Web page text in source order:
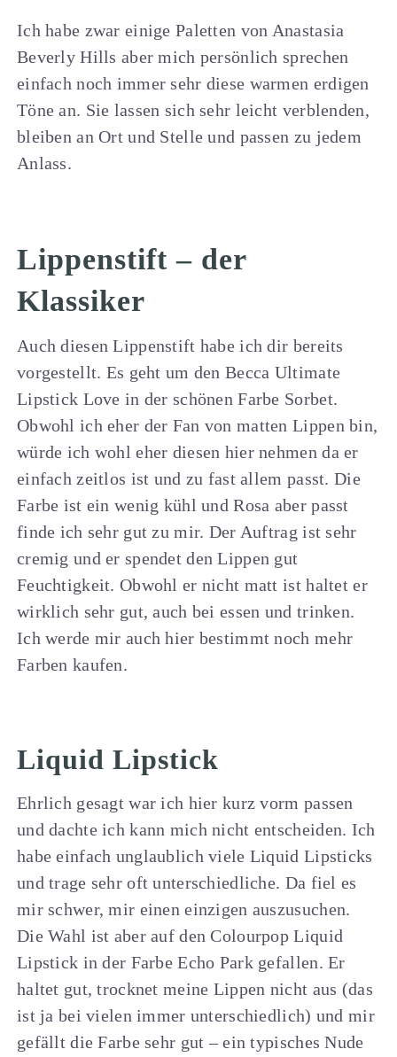
Ich habe zwar einige Paletten von Anastasia
Beverly Hills aber mich persönlich sprechen
einfach noch immer sehr diese warmen erdigen
Töne an. Sie lassen sich sehr leicht verblenden,
bleiben an Ort und Stelle und passen zu jedem
Anlass.
Lippenstift – der
Klassiker
Auch diesen Lippenstift habe ich dir bereits
vorgestellt. Es geht um den Becca Ultimate
Lipstick Love in der schönen Farbe Sorbet.
Obwohl ich eher der Fan von matten Lippen bin,
würde ich wohl eher diesen hier nehmen da er
einfach zeitlos ist und zu fast allem passt. Die
Farbe ist ein wenig kühl und Rosa aber passt
finde ich sehr gut zu mir. Der Auftrag ist sehr
cremig und er spendet den Lippen gut
Feuchtigkeit. Obwohl er nicht matt ist haltet er
wirklich sehr gut, auch bei essen und trinken.
Ich werde mir auch hier bestimmt noch mehr
Farben kaufen.
Liquid Lipstick
Ehrlich gesagt war ich hier kurz vorm passen
und dachte ich kann mich nicht entscheiden. Ich
habe einfach unglaublich viele Liquid Lipsticks
und trage sehr oft unterschiedliche. Da fiel es
mir schwer, mir einen einzigen auszusuchen.
Die Wahl ist aber auf den Colourpop Liquid
Lipstick in der Farbe Echo Park gefallen. Er
haltet gut, trocknet meine Lippen nicht aus (das
ist ja bei vielen immer unterschiedlich) und mir
gefällt die Farbe sehr gut – ein typisches Nude